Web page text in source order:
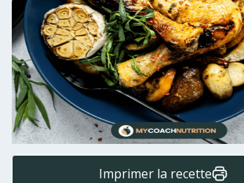
Imprimer la recette